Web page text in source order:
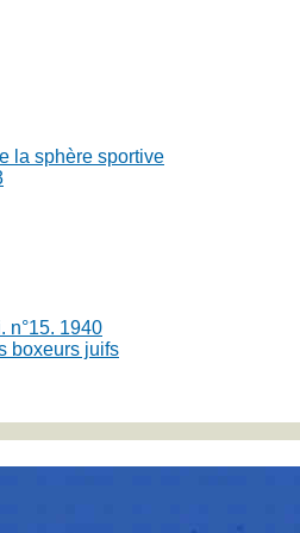
la sphère sportive
n°15. 1940
boxeurs juifs